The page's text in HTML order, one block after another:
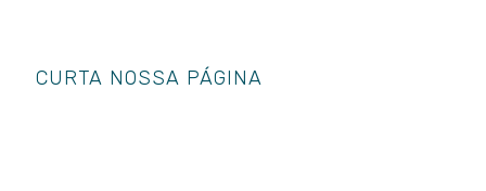
CURTA NOSSA PÁGINA